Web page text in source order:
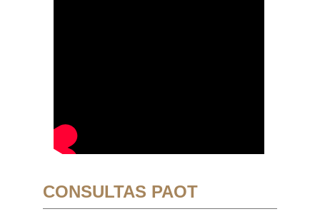
CONSULTAS PAOT